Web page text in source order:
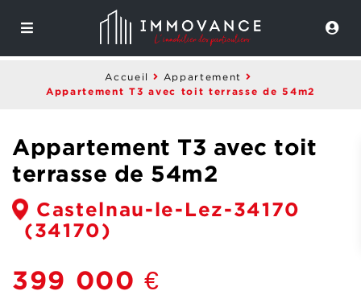
Accueil Appartement
Appartement T3 avec toit terrasse de 54m2
Appartement T3 avec toit
terrasse de 54m2
Castelnau-le-Lez-34170
(34170)
399 000 €